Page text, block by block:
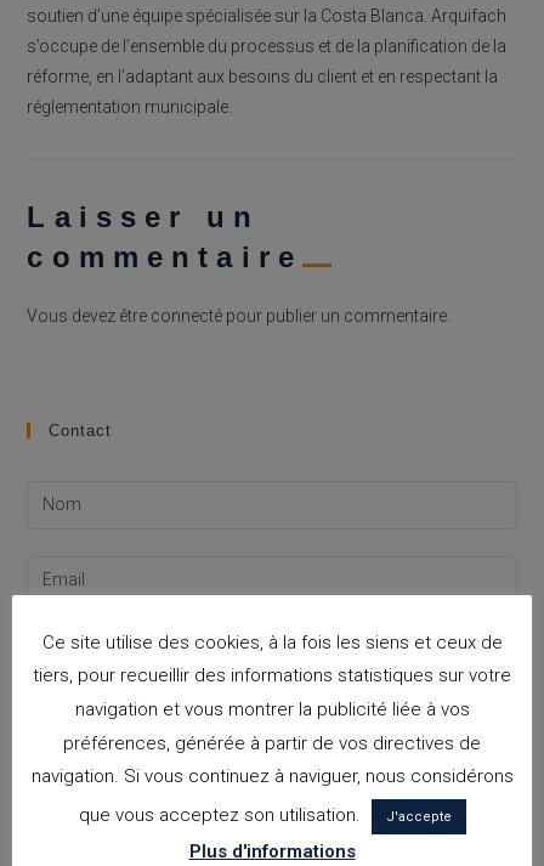
soutien d’une équipe spécialisée sur la Costa Blanca. Arquifach
s’occupe de l’ensemble du processus et de la planification de la
réforme, en l’adaptant aux besoins du client et en respectant la
réglementation municipale.
Laisser un
commentaire
Vous devez être connecté pour publier un commentaire.
Contact
Ce site utilise des cookies, à la fois les siens et ceux de
tiers, pour recueillir des informations statistiques sur votre
navigation et vous montrer la publicité liée à vos
préférences, générée à partir de vos directives de
navigation. Si vous continuez à naviguer, nous considérons
que vous acceptez son utilisation.
J'accepte
Plus d'informations